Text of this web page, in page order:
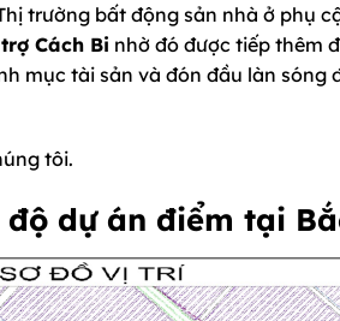
trường bất động sản nhà ở phụ
Cách Bi nhờ đó được tiếp thêm
mục tài sản và đón đầu làn sóng
tôi.
dự án điểm tại